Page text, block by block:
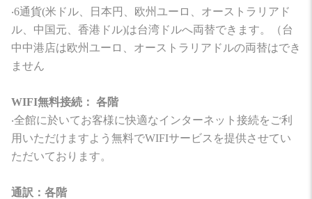
‧6通貨(米ドル、日本円、欧州ユーロ、オーストラリアド
ル、中国元、香港ドル)は台湾ドルへ両替できます。（台
中中港店は欧州ユーロ、オーストラリアドルの両替はでき
ません
WIFI無料接続： 各階
‧全館に於いてお客様に快適なインターネット接続をご利
用いただけますよう無料でWIFIサービスを提供させてい
ただいております。
通訳：各階